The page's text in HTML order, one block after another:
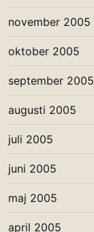
november 2005
oktober 2005
september 2005
augusti 2005
juli 2005
juni 2005
maj 2005
april 2005